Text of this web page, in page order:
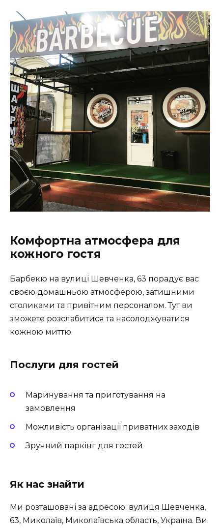
Комфортна атмосфера для
кожного гостя
Барбекю на вулиці Шевченка, 63 порадує вас
своєю домашньою атмосферою, затишними
столиками та привітним персоналом. Тут ви
зможете розслабитися та насолоджуватися
кожною миттю.
Послуги для гостей
Маринування та приготування на
замовлення
Можливість організації приватних заходів
Зручний паркінг для гостей
Як нас знайти
Ми розташовані за адресою: вулиця Шевченка,
63, Миколаїв, Миколаївська область, Україна. Ви